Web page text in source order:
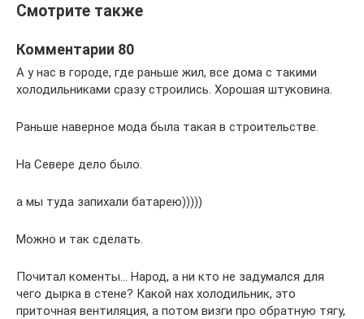
Смотрите также
Комментарии 80
А у нас в городе, где раньше жил, все дома с такими
холодильниками сразу строились. Хорошая штуковина.
Раньше наверное мода была такая в строительстве.
На Севере дело было.
а мы туда запихали батарею)))))
Можно и так сделать.
Почитал коменты… Народ, а ни кто не задумался для
чего дырка в стене? Какой нах холодильник, это
приточная вентиляция, а потом визги про обратную тягу,